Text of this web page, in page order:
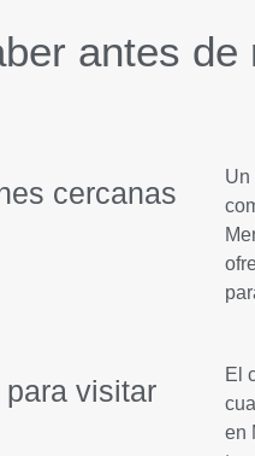
antes
cercanas
Un
visitar
El
en